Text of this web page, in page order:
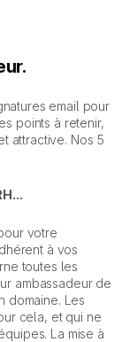
email pour
points à retenir,
attractive. Nos 5
votre
à vos
toutes les
ambassadeur de
domaine. Les
cela, et qui ne
La mise à